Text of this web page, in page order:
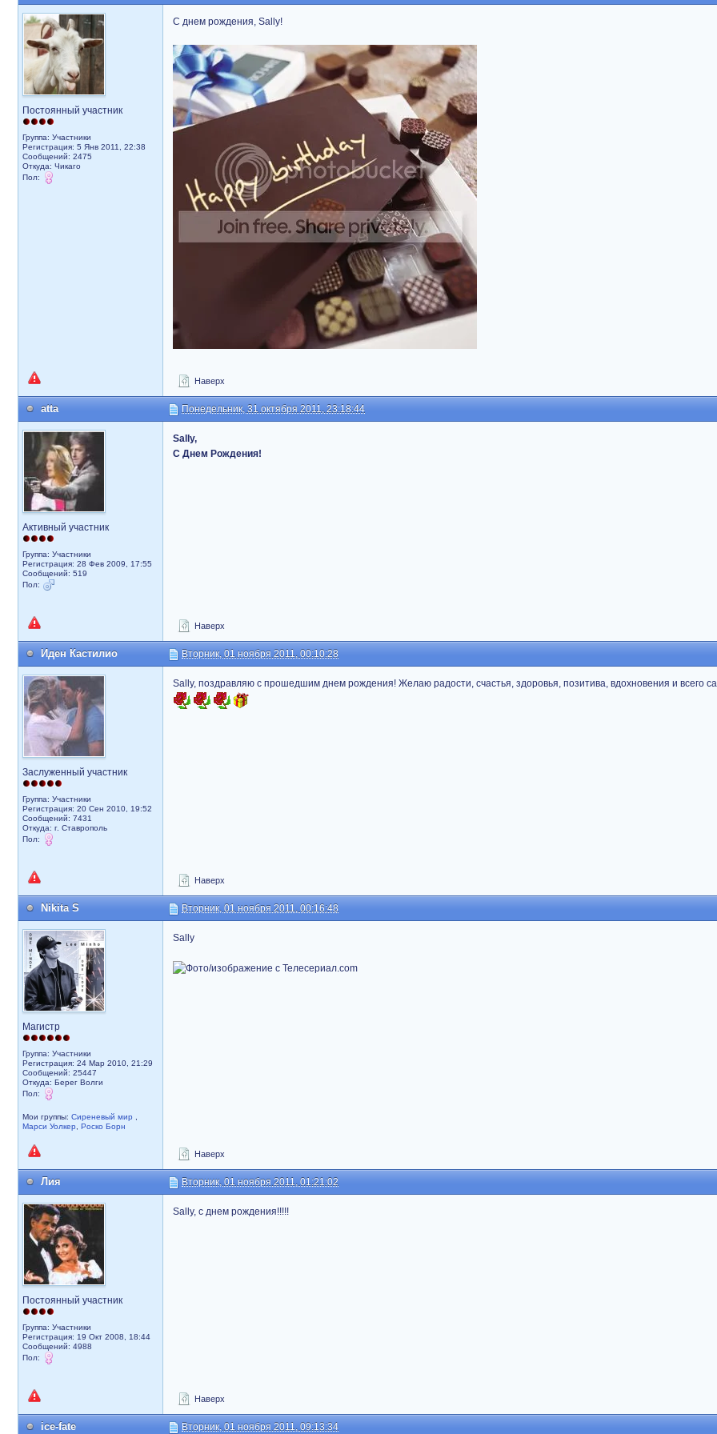
Постоянный участник
Группа: Участники
Регистрация: 5 Янв 2011, 22:38
Сообщений: 2475
Откуда: Чикаго
Пол:
С днем рождения, Sally!
Наверх
atta Понедельник, 31 октября 2011, 23:18:44
Активный участник
Группа: Участники
Регистрация: 28 Фев 2009, 17:55
Сообщений: 519
Пол:
Sally,
С Днем Рождения!
Наверх
Иден Кастилио Вторник, 01 ноября 2011, 00:10:28
Заслуженный участник
Группа: Участники
Регистрация: 20 Сен 2010, 19:52
Сообщений: 7431
Откуда: г. Ставрополь
Пол:
Sally, поздравляю с прошедшим днем рождения! Желаю радости, счастья, здоровья, позитива, вдохновения и всего
Наверх
Nikita S Вторник, 01 ноября 2011, 00:16:48
Магистр
Группа: Участники
Регистрация: 24 Мар 2010, 21:29
Сообщений: 25447
Откуда: Берег Волги
Пол:
Мои группы: Сиреневый мир
Марси Уолкер
Роско Борн
Sally
Наверх
Лия Вторник, 01 ноября 2011, 01:21:02
Постоянный участник
Группа: Участники
Регистрация: 19 Окт 2008, 18:44
Сообщений: 4988
Пол:
Sally, с днем рождения!!!!!
Наверх
ice-fate Вторник, 01 ноября 2011, 09:13:34